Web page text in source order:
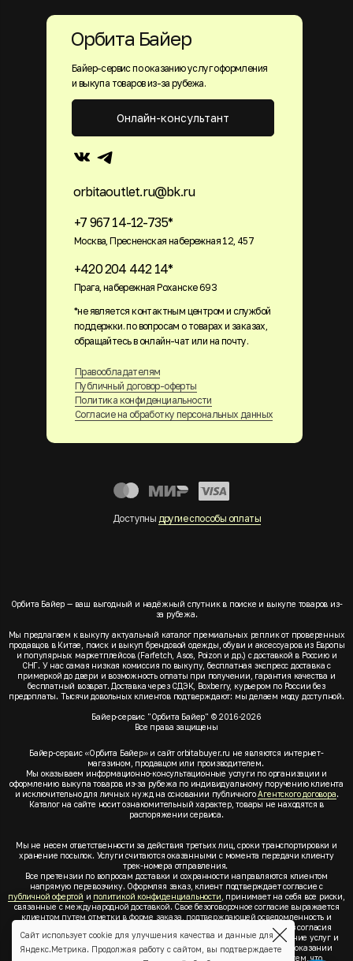
Байер-сервис по оказанию услуг оформления
и выкупа товаров из-за рубежа.
+7 967 14-12-735*
Москва, Пресненская набережная 12, 457
+420 204 442 14*
Прага, набережная Роханске 693
orbitaoutlet.ru@bk.ru
Правообладателям
Публичный договор-оферты
Политика конфиденциальности
Согласие на обработку персональных данных
Онлайн-консультант
Орбита Байер
Доступны другие способы оплаты
*не является контактным центром и службой
поддержки. по вопросам о товарах и заказах,
обращайтесь в онлайн-чат или на почту.
Орбита Байер — ваш выгодный и надёжный спутник в поиске и выкупе товаров из-
за рубежа.
Мы предлагаем к выкупу актуальный каталог премиальных реплик от проверенных
продавцов в Китае, поиск и выкуп брендовой одежды, обуви и аксессуаров из Европы
и популярных маркетплейсов (Farfetch, Asos, Poizon и др.) с доставкой в Россию и
СНГ. У нас самая низкая комиссия по выкупу, бесплатная экспресс доставка с
примеркой до двери и возможность оплаты при получении, гарантия качества и
бесплатный возврат. Доставка через СДЭК, Boxberry, курьером по России без
предоплаты. Тысячи довольных клиентов подтверждают: мы делаем моду доступной.
Байер-сервис "Орбита Байер" © 2016-2026
Все права защищены
Байер-сервис «Орбита Байер» и сайт orbitabuyer.ru не являются интернет-
магазином, продавцом или производителем.
Мы оказываем информационно-консультационные услуги по организации и
оформлению выкупа товаров из-за рубежа по индивидуальному поручению клиента
и исключительно для личных нужд на основании публичногоАгентского договора.
Каталог на сайте носит ознакомительный характер, товары не находятся в
распоряжении сервиса.
Мы не несем ответственности за действия третьих лиц, сроки транспортировки и
хранение посылок. Услуги считаются оказанными с момента передачи клиенту
трек-номера отправления.
Все претензии по вопросам доставки и сохранности направляются клиентом
напрямую перевозчику. Оформляя заказ, клиент подтверждает согласие с
публичной офертой и политикой конфиденциальности , принимает на себя все риски,
связанные с международной доставкой. Свое безоговорочное согласие выражается
клиентом путем отметки в форме заказа, подтверждающей осведомленность и
согласие клиента со всеми предлагаемыми сервисом условиями. Без согласия
клиента спубличной офертой иполитикой конфиденциальностиоказание услуг и
оформление заказа невозможно. Заключая акцепт условий оферты об оказании
услуг, клиент понимает, заверяет, подтверждает и соглашается с тем, что
Сайт использует cookie для улучшения качества и данные для
Яндекс.Метрика. Продолжая работу с сайтом, вы подтверждаете